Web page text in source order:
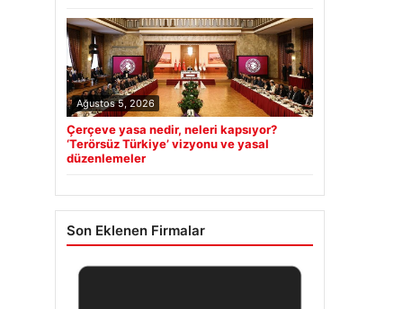
Ağustos 5, 2026
Çerçeve yasa nedir, neleri kapsıyor?
‘Terörsüz Türkiye’ vizyonu ve yasal
düzenlemeler
Son Eklenen Firmalar